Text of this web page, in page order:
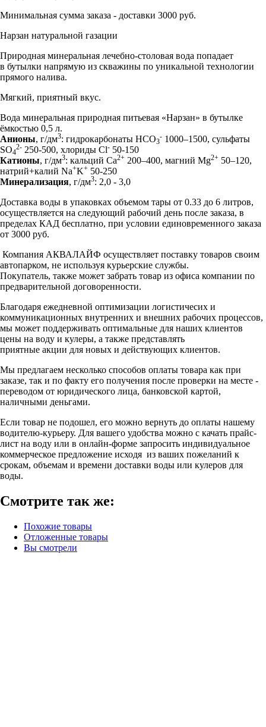
Минимальная сумма заказа - доставки 3000 руб.
Нарзан натуральной газации
Природная минеральная лечебно-столовая вода попадает
в бутылки напрямую из скважины по уникальной технологии
прямого налива.
Мягкий, приятный вкус.
Вода минеральная природная питьевая «Нарзан» в бутылке
ёмкостью 0,5 л.
Анионы, г/дм3: гидрокарбонаты НСО3
- 1000–1500, сульфаты
SO4
2- 250-500, хлориды Cl- 50-150
Катионы, г/дм3: кальций Ca2+ 200–400, магний Mg2+ 50–120,
натрий+калий Na+K+ 50-250
Минерализация, г/дм3: 2,0 - 3,0
Доставка воды в упаковках объемом тары от 0.33 до 6 литров,
осуществляется на следующий рабочий день после заказа, в
пределах КАД бесплатно, при условии единовременного заказа
от 3000 руб.
Компания АКВАЛАЙФ осуществляет поставку товаров своим
автопарком, не используя курьерские службы.
Покупатель, также может забрать товар из офиса компании по
предварительной договоренности.
Благодаря ежедневной оптимизации логистичесих и
коммуникационных внутренних и внешних рабочих процессов,
мы может поддерживать оптимальные для наших клиентов
цены на воду и кулеры, а также представлять
приятные акции для новых и действующих клиентов.
Мы предлагаем несколько способов оплаты товара как при
заказе, так и по факту его получения после проверки на месте -
переводом от юридического лица, банковской картой,
наличными деньгами.
Если товар не подошел, его можно вернуть до оплаты нашему
водителю-курьеру. Для вашего удобства можно с качать прайс-
лист на воду или в онлайн-форме запросить индивидуальное
коммерческое предложение исходя из ваших пожеланий к
срокам, объемам и времени доставки воды или кулеров для
воды.
Смотрите так же:
Похожие товары
Отложенные товары
Вы смотрели